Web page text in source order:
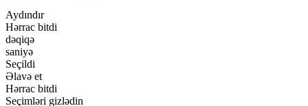
Aydındır
Hərrac bitdi
dəqiqə
saniyə
Seçildi
Əlavə et
Hərrac bitdi
Seçimləri gizlədin